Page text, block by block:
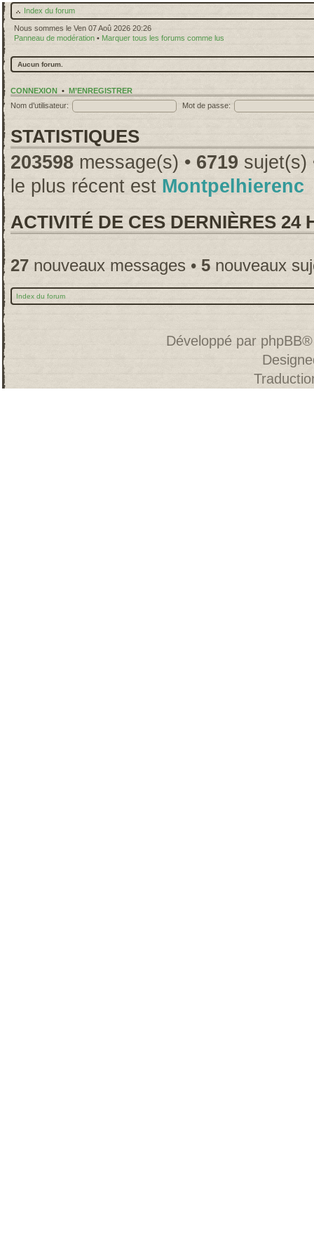
Index du forum
Nous sommes le Ven 07 Aoû 2026 20:26
Panneau de modération • Marquer tous les forums comme lus
Aucun forum.
CONNEXION • M’ENREGISTRER
Nom d’utilisateur:
Mot de passe:
STATISTIQUES
203598 message(s) • 6719 sujet(s)
le plus récent est Montpelhierenc
ACTIVITÉ DE CES DERNIÈRES 24
27 nouveaux messages • 5 nouveaux
Index du forum
Développé par phpBB®